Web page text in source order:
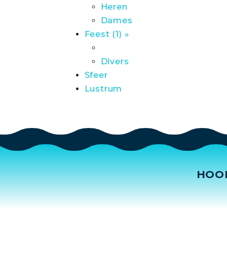
Heren
Dames
Feest (1) »
Divers
Sfeer
Lustrum